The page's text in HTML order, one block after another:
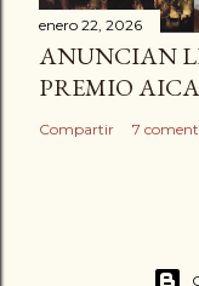
enero 22, 2026
ANUNCIAN
PREMIO
Compartir 7